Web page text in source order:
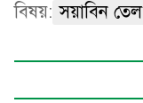
বিষয়: সয়াবিন তেল